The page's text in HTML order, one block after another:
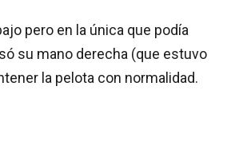
pero en la única que podía
su mano derecha (que estuvo
la pelota con normalidad.